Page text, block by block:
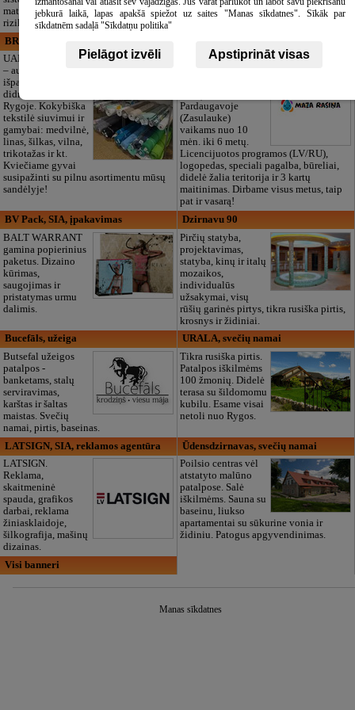
matavimus bei elektros ūkio saugumo
rizikos vertinimą.
latviškus užtiesalus velionio atminimui
BRISTOLS ES, SIA
UAB „Bristols ES“
– audinių
išparduotuvė ir
didmeninė prekyba
Rygoje. Kokybiška
tekstilė siuvimui ir
gamybai: medvilnė,
linas, šilkas, vilna,
trikotažas ir kt.
Kviečiame gyvai
susipažinti su pilnu asortimentu mūsų
sandėlyje!
izglītības iestāde
Pardaugavoje
(Zasulauke)
vaikams nuo 10
mėn. iki 6 metų.
Licencijuotos programos (LV/RU),
logopedas, speciali pagalba, būreliai,
didelė žalia teritorija ir 3 kartų
maitinimas. Dirbame visus metus, taip
pat ir vasarą!
BV Pack, SIA, įpakavimas
BALT WARRANT
gamina popierinius
paketus. Dizaino
kūrimas,
saugojimas ir
pristatymas urmu
dalimis.
Dzirnavu 90
Pirčių statyba,
projektavimas,
statyba, kinų ir italų
mozaikos,
individualūs
užsakymai, visų
rūšių garinės pirtys, tikra rusiška pirtis,
krosnys ir židiniai.
Bucefāls, užeiga
Butsefal užeigos
patalpos -
banketams, stalų
serviravimas,
karštas ir šaltas
maistas. Svečių
namai, pirtis, baseinas.
URALA, svečių namai
Tikra rusiška pirtis.
Patalpos iškilmėms
100 žmonių. Didelė
terasa su šildomomu
kubilu. Esame visai
netoli nuo Rygos.
LATSIGN, SIA, reklamos agentūra
LATSIGN.
Reklama,
skaitmeninė
spauda, grafikos
darbai, reklama
žiniasklaidoje,
šilkografija, mašinų
dizainas.
Ūdensdzirnavas, svečių namai
Poilsio centras vėl
atstatyto malūno
patalpose. Salė
iškilmėms. Sauna su
baseinu, liukso
apartamentai su sūkurine vonia ir
židiniu. Patogus apgyvendinimas.
Visi banneri
jebkurā laikā, lapas apakšā spiežot uz saites "Manas sīkdatnes". Sīkāk par
sīkdatnēm sadaļā "Sīkdatņu politika"
Pielāgot izvēli Apstiprināt visas
Manas sīkdatnes